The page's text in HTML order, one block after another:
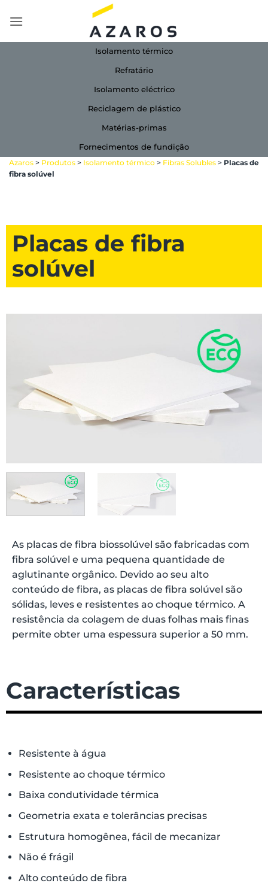
Isolamento térmico
Refratário
Isolamento eléctrico
Reciclagem de plástico
Matérias-primas
Fornecimentos de fundição
Azaros > Produtos > Isolamento térmico > Fibras Solubles > Placas de
fibra solúvel
Placas de fibra
solúvel
As placas de fibra biossolúvel são fabricadas com
fibra solúvel e uma pequena quantidade de
aglutinante orgânico. Devido ao seu alto
conteúdo de fibra, as placas de fibra solúvel são
sólidas, leves e resistentes ao choque térmico. A
resistência da colagem de duas folhas mais finas
permite obter uma espessura superior a 50 mm.
Características
Resistente à água
Resistente ao choque térmico
Baixa condutividade térmica
Geometria exata e tolerâncias precisas
Estrutura homogênea, fácil de mecanizar
Não é frágil
Alto conteúdo de fibra